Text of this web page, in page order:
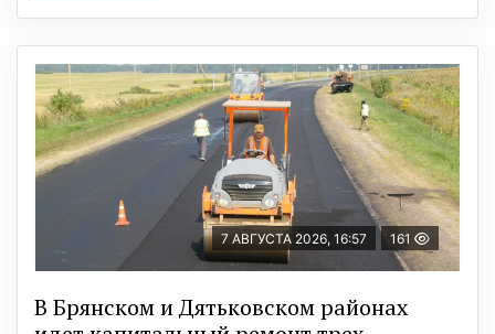
7 АВГУСТА 2026, 16:57 161
В Брянском и Дятьковском районах